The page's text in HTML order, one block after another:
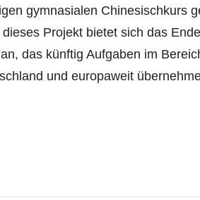
gymnasialen Chinesischkurs
Projekt bietet sich das
das künftig Aufgaben im
und europaweit